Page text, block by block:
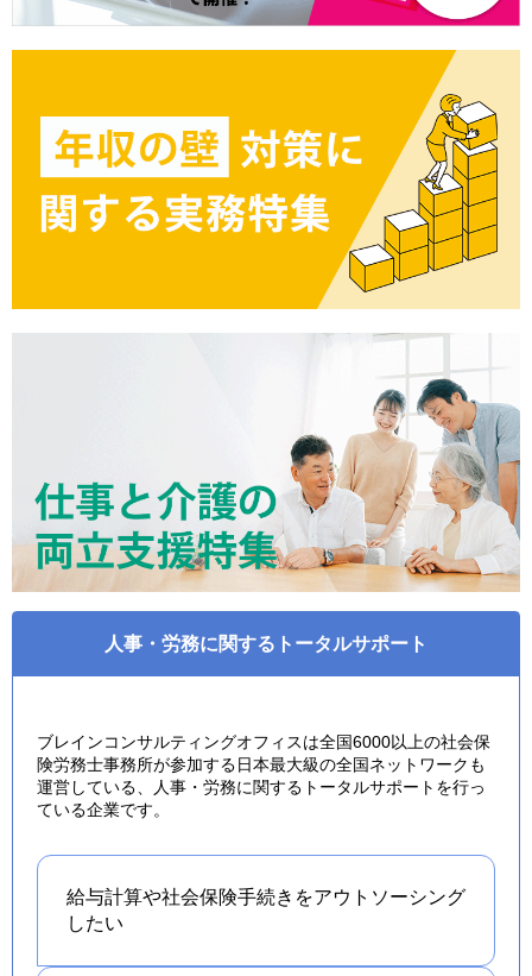
人事・労務に関するトータルサポート
ブレインコンサルティングオフィスは全国6000以上の社会保
険労務士事務所が参加する日本最大級の全国ネットワークも
運営している、人事・労務に関するトータルサポートを行っ
ている企業です。
給与計算や社会保険手続きをアウトソーシング
したい